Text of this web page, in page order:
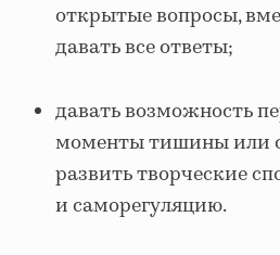
открытые вопросы,
давать все ответы;
давать возможность
моменты тишины или
развить творческие
и саморегуляцию.